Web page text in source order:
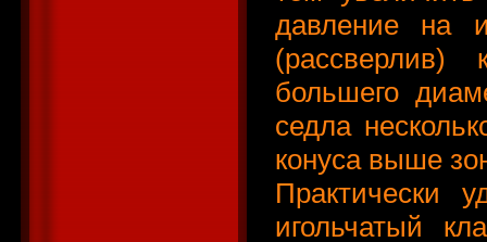
давление на
(рассверлив)
большего
седла
конуса выше
Практически
игольчатый